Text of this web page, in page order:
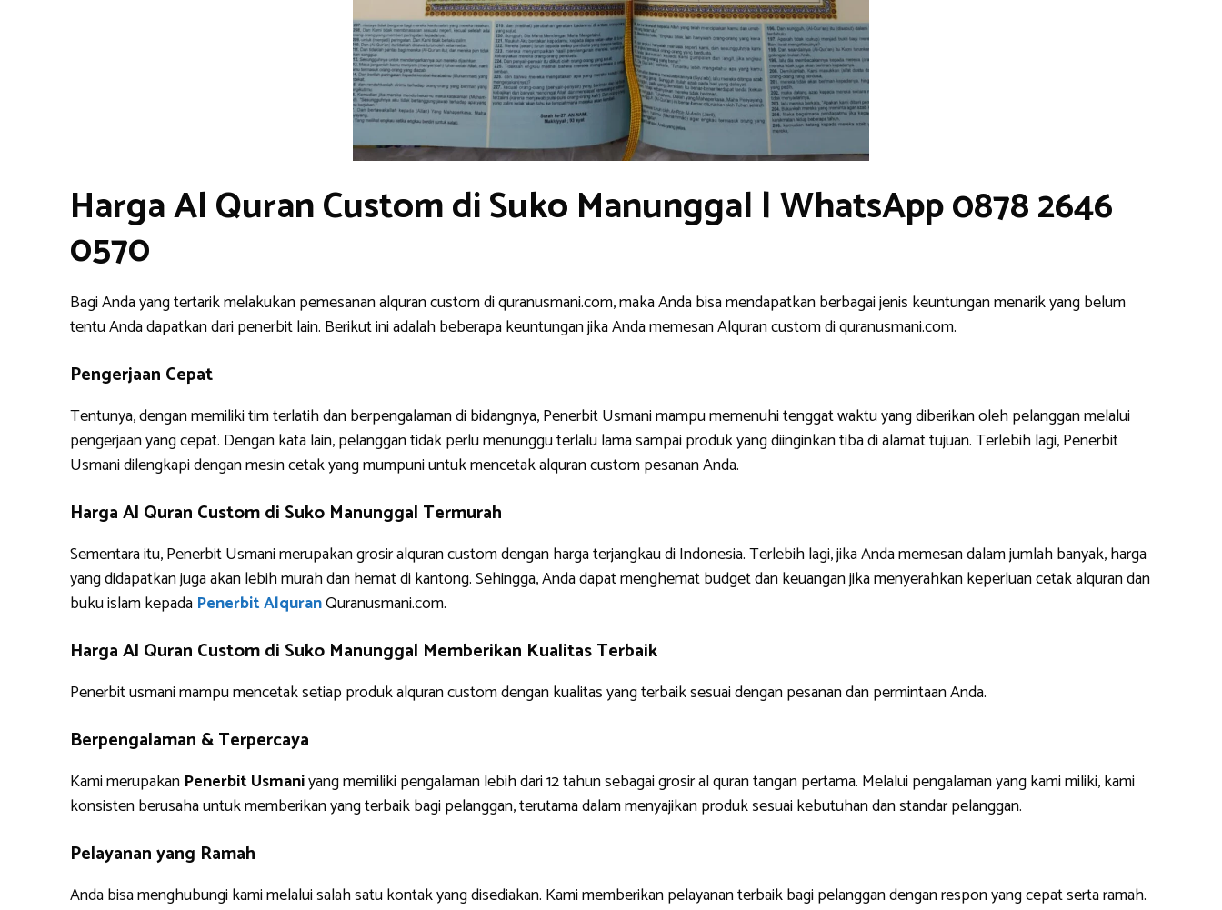
Harga Al Quran Custom di Suko Manunggal | WhatsApp 0878 2646
0570
Bagi Anda yang tertarik melakukan pemesanan alquran custom di quranusmani.com, maka Anda bisa mendapatkan berbagai jenis keuntungan menarik yang belum
tentu Anda dapatkan dari penerbit lain. Berikut ini adalah beberapa keuntungan jika Anda memesan Alquran custom di quranusmani.com.
Pengerjaan Cepat
Tentunya, dengan memiliki tim terlatih dan berpengalaman di bidangnya, Penerbit Usmani mampu memenuhi tenggat waktu yang diberikan oleh pelanggan melalui
pengerjaan yang cepat. Dengan kata lain, pelanggan tidak perlu menunggu terlalu lama sampai produk yang diinginkan tiba di alamat tujuan. Terlebih lagi, Penerbit
Usmani dilengkapi dengan mesin cetak yang mumpuni untuk mencetak alquran custom pesanan Anda.
Harga Al Quran Custom di Suko Manunggal Termurah
Sementara itu, Penerbit Usmani merupakan grosir alquran custom dengan harga terjangkau di Indonesia. Terlebih lagi, jika Anda memesan dalam jumlah banyak, harga
yang didapatkan juga akan lebih murah dan hemat di kantong. Sehingga, Anda dapat menghemat budget dan keuangan jika menyerahkan keperluan cetak alquran dan
buku islam kepada Penerbit AlquranQuranusmani.com.
Harga Al Quran Custom di Suko Manunggal Memberikan Kualitas Terbaik
Penerbit usmani mampu mencetak setiap produk alquran custom dengan kualitas yang terbaik sesuai dengan pesanan dan permintaan Anda.
Berpengalaman & Terpercaya
Kami merupakan Penerbit Usmaniyang memiliki pengalaman lebih dari 12 tahun sebagai grosir al quran tangan pertama. Melalui pengalaman yang kami miliki, kami
konsisten berusaha untuk memberikan yang terbaik bagi pelanggan, terutama dalam menyajikan produk sesuai kebutuhan dan standar pelanggan.
Pelayanan yang Ramah
Anda bisa menghubungi kami melalui salah satu kontak yang disediakan. Kami memberikan pelayanan terbaik bagi pelanggan dengan respon yang cepat serta ramah.